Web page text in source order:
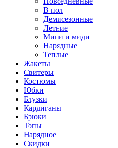
В пол
Демисезонные
Летние
Мини и миди
Нарядные
Теплые
Жакеты
Свитеры
Костюмы
Юбки
Блузки
Кардиганы
Брюки
Топы
Нарядное
Скидки